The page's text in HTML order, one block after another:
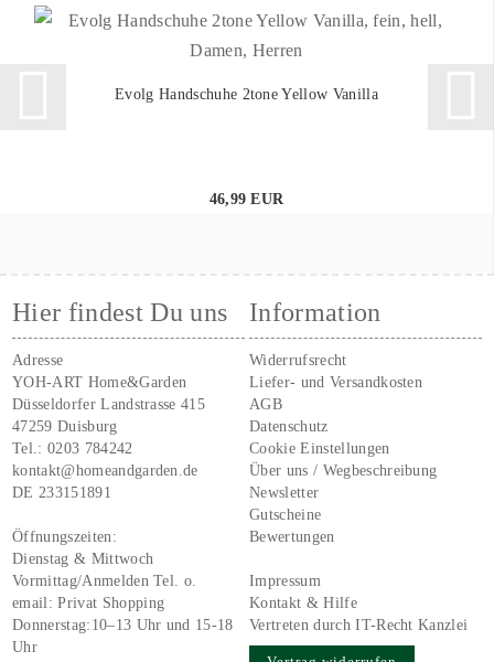
Evolg Handschuhe 2tone Yellow Vanilla
46,99 EUR
Hier findest Du uns
Adresse
YOH-ART Home&Garden
Düsseldorfer Landstrasse 415
47259 Duisburg
Tel.:0203 784242
kontakt@homeandgarden.de
DE 233151891
Öffnungszeiten:
Dienstag & Mittwoch
Vormittag/Anmelden Tel. o.
email:Privat Shopping
Donnerstag:10–13 Uhr und 15-18
Uhr
Information
Widerrufsrecht
Liefer- und Versandkosten
AGB
Datenschutz
Cookie Einstellungen
Über uns / Wegbeschreibung
Newsletter
Gutscheine
Bewertungen
Impressum
Kontakt & Hilfe
Vertreten durch IT-Recht Kanzlei